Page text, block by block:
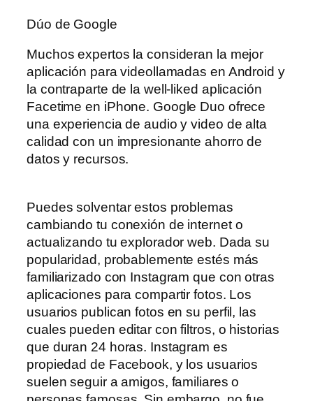
Dúo de Google
Muchos expertos la consideran la mejor
aplicación para videollamadas en Android y
la contraparte de la well-liked aplicación
Facetime en iPhone. Google Duo ofrece
una experiencia de audio y video de alta
calidad con un impresionante ahorro de
datos y recursos.
Puedes solventar estos problemas
cambiando tu conexión de internet o
actualizando tu explorador web. Dada su
popularidad, probablemente estés más
familiarizado con Instagram que con otras
aplicaciones para compartir fotos. Los
usuarios publican fotos en su perfil, las
cuales pueden editar con filtros, o historias
que duran 24 horas. Instagram es
propiedad de Facebook, y los usuarios
suelen seguir a amigos, familiares o